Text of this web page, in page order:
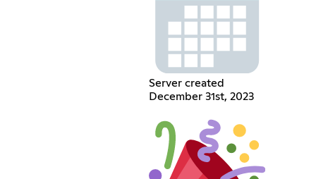
Server created
December 31st, 2023